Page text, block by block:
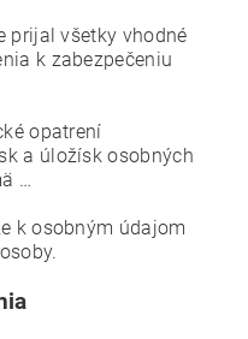
prijal všetky vhodné
k zabezpečeniu
opatrení
a úložísk osobných
…
k osobným údajom